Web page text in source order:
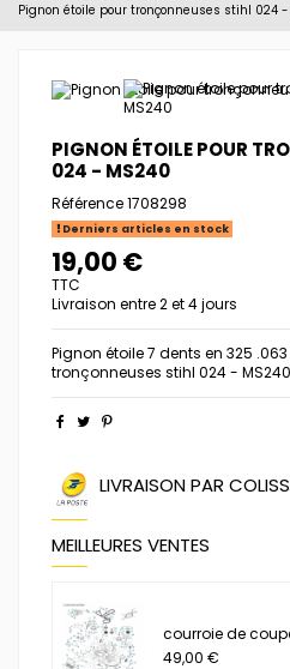
Pignon étoile pour tronçonneuses stihl 024 -
PIGNON ÉTOILE POUR
024 - MS240
Référence1708298
Derniers articles en stock
19,00 €
TTC
Livraison entre 2 et 4 jours
Pignon étoile 7 dents en 325
tronçonneuses stihl 024 - MS240
LIVRAISON PAR
MEILLEURES VENTES
courroie de
49,00 €